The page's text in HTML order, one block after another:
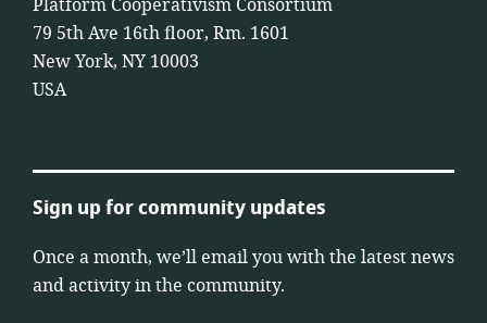
Platform Cooperativism Consortium
79 5th Ave 16th floor, Rm. 1601
New York, NY 10003
USA
Sign up for community updates
Once a month, we’ll email you with the latest news
and activity in the community.